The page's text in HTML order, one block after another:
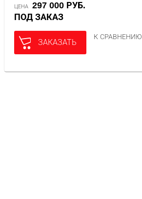
ЦЕНА
297 000 РУБ.
ПОД ЗАКАЗ
ЗАКАЗАТЬ
К СРАВНЕНИЮ